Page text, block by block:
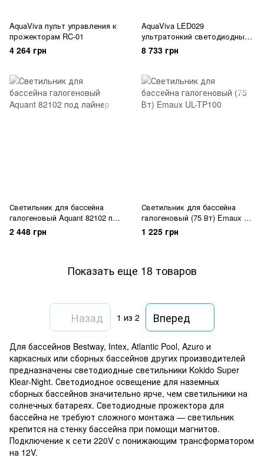
AquaViva пульт управления к
прожекторам RC-01
4 264 грн
AquaViva LED029
ультратонкий светодиодный
прожектор 28 Вт (546
светодиодов)
8 733 грн
Светильник для бассейна
галогеновый Aquant 82102 под
лайнер
2 448 грн
Светильник для бассейна
галогеновый (75 Вт) Emaux UL-
TP100
1 225 грн
Показать еще 18 товаров
Назад 1 из 2 Вперед
Для бассейнов Bestway, Intex, Atlantic Pool, Azuro и
каркасных или сборных бассейнов других производителей
предназначены светодиодные светильники Kokido Super
Klear-Night. Светодиодное освещение для наземных
сборных бассейнов значительно ярче, чем светильники на
солнечных батареях. Светодиодные прожектора для
бассейна не требуют сложного монтажа — светильник
крепится на стенку бассейна при помощи магнитов.
Подключение к сети 220V с понижающим трансформатором
на 12V.